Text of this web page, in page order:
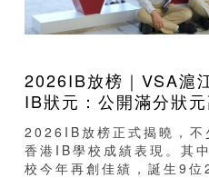
2026IB放榜｜VSA滬
IB狀元：公開滿分狀
帝國理工必看
2026IB放榜正式揭曉，不
香港IB學校成績表現。其
校今年再創佳績，誕生9